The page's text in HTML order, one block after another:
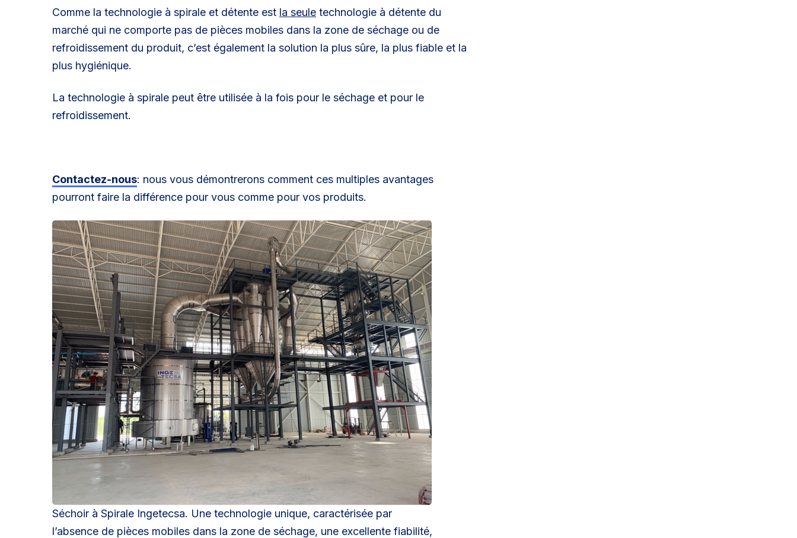
Comme la technologie à spirale et détente est la seule technologie à détente du
marché qui ne comporte pas de pièces mobiles dans la zone de séchage ou de
refroidissement du produit, c’est également la solution la plus sûre, la plus fiable et la
plus hygiénique.
La technologie à spirale peut être utilisée à la fois pour le séchage et pour le
refroidissement.
Contactez-nous: nous vous démontrerons comment ces multiples avantages
pourront faire la différence pour vous comme pour vos produits.
Séchoir à Spirale Ingetecsa. Une technologie unique, caractérisée par
l’absence de pièces mobiles dans la zone de séchage, une excellente fiabilité,